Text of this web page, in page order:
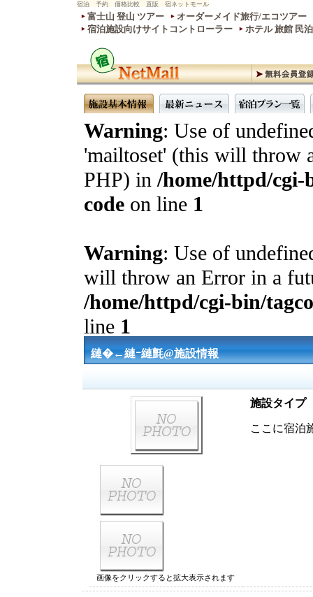
宿泊 予約 価格比較 直販 宿ネットモール
富士山 登山 ツアー
オーダーメイド旅行/エコツアー
宿泊施設向けサイトコントローラー
ホテル 旅館 民
Warning: Use of
'mailtoset' (this will throw
PHP) in/home/httpd/cgi-
code on line 1
Warning: Use of
will throw an Error in a
/home/httpd/cgi-bin/
line 1
縺�←縺ｰ縺氈@施設情報
施設タイプ
ここに宿泊
画像をクリックすると拡大表示されます